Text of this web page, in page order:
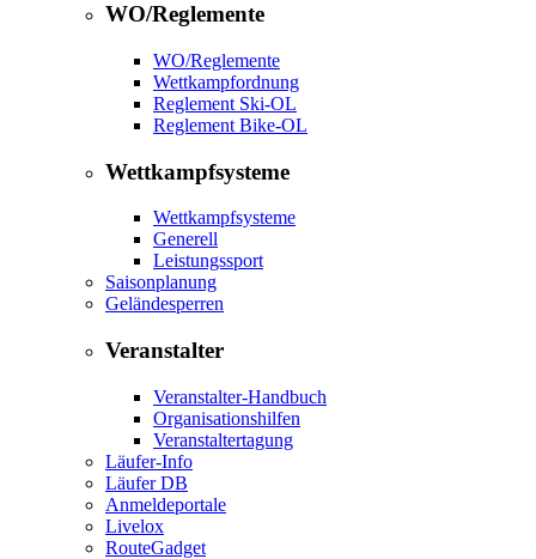
WO/Reglemente
WO/Reglemente
Wettkampfordnung
Reglement Ski-OL
Reglement Bike-OL
Wettkampfsysteme
Wettkampfsysteme
Generell
Leistungssport
Saisonplanung
Geländesperren
Veranstalter
Veranstalter-Handbuch
Organisationshilfen
Veranstaltertagung
Läufer-Info
Läufer DB
Anmeldeportale
Livelox
RouteGadget